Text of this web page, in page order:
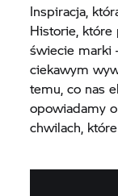
Inspiracja,
Historie,
świecie marki
ciekawym
temu, co nas
opowiadamy
chwilach,